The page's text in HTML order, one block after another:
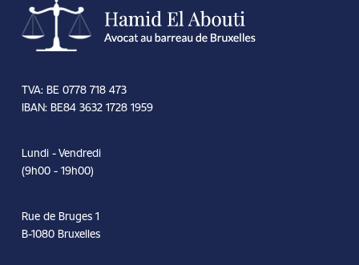
TVA: BE 0778 718 473
IBAN: BE84 3632 1728 1959
Lundi - Vendredi
(9h00 - 19h00)
Rue de Bruges 1
B-1080 Bruxelles